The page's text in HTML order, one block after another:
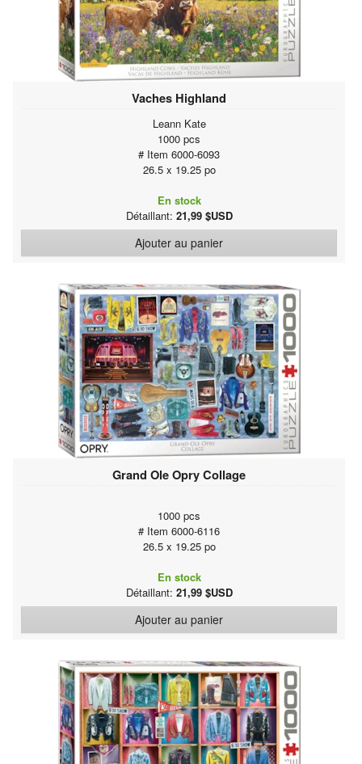
Vaches Highland
Leann Kate
1000 pcs
# Item 6000-6093
26.5 x 19.25 po
En stock
Détaillant: 21,99 $USD
Ajouter au panier
Grand Ole Opry Collage
1000 pcs
# Item 6000-6116
26.5 x 19.25 po
En stock
Détaillant: 21,99 $USD
Ajouter au panier